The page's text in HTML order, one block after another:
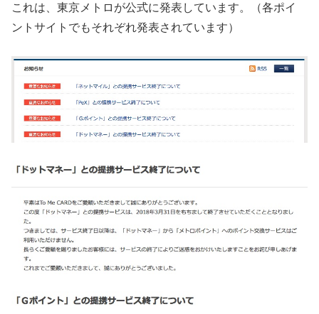
これは、東京メトロが公式に発表しています。（各ポイ
ントサイトでもそれぞれ発表されています）